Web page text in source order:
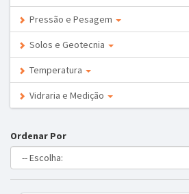
Pressão e Pesagem
Solos e Geotecnia
Temperatura
Vidraria e Medição
Ordenar Por